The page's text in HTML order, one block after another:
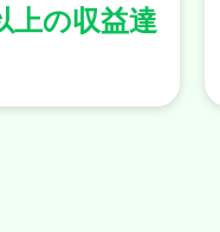
、売上1億